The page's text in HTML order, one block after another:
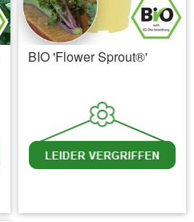
BIO 'Flower Sprout®'